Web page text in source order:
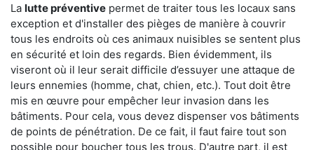
La lutte préventive permet de traiter tous les locaux sans
exception et d'installer des pièges de manière à couvrir
tous les endroits où ces animaux nuisibles se sentent plus
en sécurité et loin des regards. Bien évidemment, ils
viseront où il leur serait difficile d’essuyer une attaque de
leurs ennemies (homme, chat, chien, etc.). Tout doit être
mis en œuvre pour empêcher leur invasion dans les
bâtiments. Pour cela, vous devez dispenser vos bâtiments
de points de pénétration. De ce fait, il faut faire tout son
possible pour boucher tous les trous. D'autre part, il est